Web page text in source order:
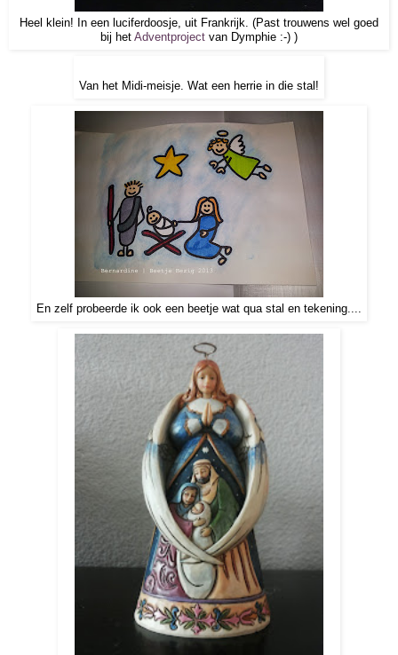
Heel klein! In een luciferdoosje, uit Frankrijk. (Past trouwens wel goed
bij het Adventproject van Dymphie :-) )
Van het Midi-meisje. Wat een herrie in die stal!
En zelf probeerde ik ook een beetje wat qua stal en tekening....